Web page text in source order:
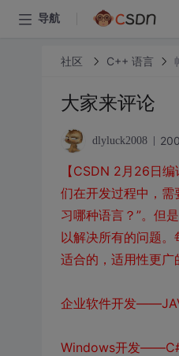
导航
社区 C++ 语言
大家来评论
dlyluck2008
【CSDN 2月26日
们在开发过程中，需
习哪种语言？”。但
以解决所有的问题
适合的，适用性更
企业软件开发
Windows开发——C#